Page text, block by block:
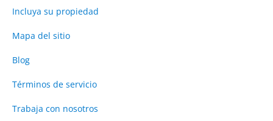
Incluya su propiedad
Mapa del sitio
Blog
Términos de servicio
Trabaja con nosotros